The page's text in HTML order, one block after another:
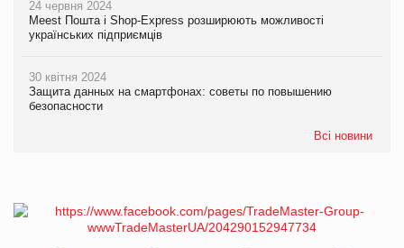
24 червня 2024
Meest Пошта і Shop-Express розширюють можливості
українських підприємців
30 квітня 2024
Защита данных на смартфонах: советы по повышению
безопасности
Всі новини